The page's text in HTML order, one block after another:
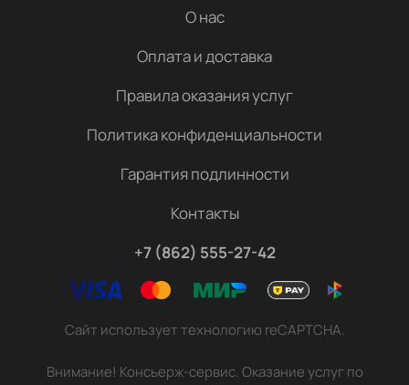
О нас
Оплата и доставка
Правила оказания услуг
Политика конфиденциальности
Гарантия подлинности
Контакты
+7 (862) 555-27-42
Сайт использует технологию reCAPTCHA.
Внимание! Консьерж-сервис. Оказание услуг по